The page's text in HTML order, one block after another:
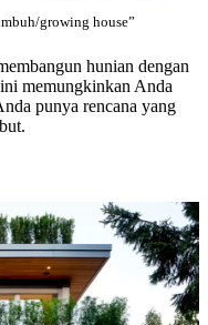
growing house”
hunian dengan
memungkinkan Anda
punya rencana yang